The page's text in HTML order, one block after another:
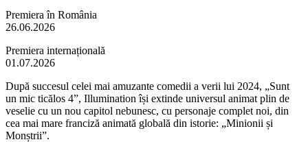
Premiera în România
26.06.2026
Premiera internațională
01.07.2026
După succesul celei mai amuzante comedii a verii lui 2024, „Sunt
un mic ticălos 4”, Illumination își extinde universul animat plin de
veselie cu un nou capitol nebunesc, cu personaje complet noi, din
cea mai mare franciză animată globală din istorie: „Minionii și
Monștrii”.